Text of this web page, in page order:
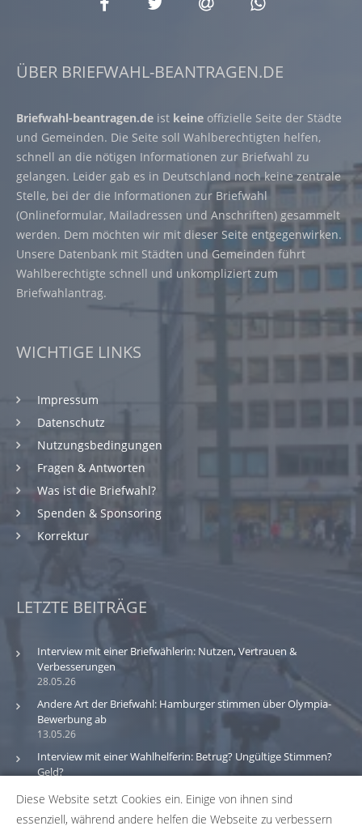
ÜBER BRIEFWAHL-BEANTRAGEN.DE
Briefwahl-beantragen.de ist keine offizielle Seite der Städte
und Gemeinden. Die Seite soll Wahlberechtigten helfen,
schnell an die nötigen Informationen zur Briefwahl zu
gelangen. Leider gab es in Deutschland noch keine zentrale
Stelle, bei der die Informationen zur Briefwahl
(Onlineformular, Mailadressen und Anschriften) gesammelt
werden. Dem möchten wir mit dieser Seite entgegenwirken.
Unsere Datenbank mit Städten und Gemeinden führt
Wahlberechtigte schnell und unkompliziert zum
Briefwahlantrag.
WICHTIGE LINKS
Impressum
Datenschutz
Nutzungsbedingungen
Fragen & Antworten
Was ist die Briefwahl?
Spenden & Sponsoring
Korrektur
LETZTE BEITRÄGE
28.05.26
Interview mit einer Briefwählerin: Nutzen, Vertrauen &
Verbesserungen
13.05.26
Andere Art der Briefwahl: Hamburger stimmen über Olympia-
Bewerbung ab
Interview mit einer Wahlhelferin: Betrug? Ungültige Stimmen?
Geld?
Diese Website setzt Cookies ein. Einige von ihnen sind
essenziell, während andere helfen die Webseite zu verbessern